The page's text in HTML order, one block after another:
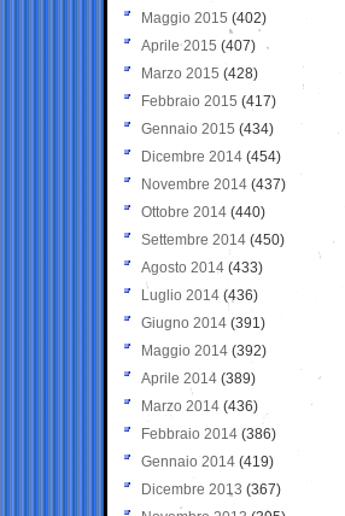
Maggio 2015 (402)
Aprile 2015 (407)
Marzo 2015 (428)
Febbraio 2015 (417)
Gennaio 2015 (434)
Dicembre 2014 (454)
Novembre 2014 (437)
Ottobre 2014 (440)
Settembre 2014 (450)
Agosto 2014 (433)
Luglio 2014 (436)
Giugno 2014 (391)
Maggio 2014 (392)
Aprile 2014 (389)
Marzo 2014 (436)
Febbraio 2014 (386)
Gennaio 2014 (419)
Dicembre 2013 (367)